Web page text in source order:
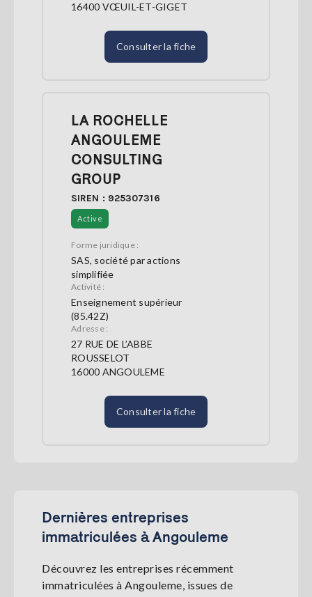
16400 VŒUIL-ET-GIGET
Consulter la fiche
LA ROCHELLE
ANGOULEME
CONSULTING
GROUP
SIREN : 925307316
Active
Forme juridique :
SAS, société par actions
simplifiée
Activité :
Enseignement supérieur
(85.42Z)
Adresse :
27 RUE DE L’ABBE
ROUSSELOT
16000 ANGOULEME
Consulter la fiche
Dernières entreprises
immatriculées à Angouleme
Découvrez les entreprises récemment
immatriculées à Angouleme, issues de